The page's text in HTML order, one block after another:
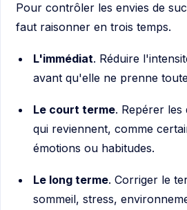
Pour contrôler les envies de
faut raisonner en trois temps.
L'immédiat. Réduire
avant qu'elle ne prenne
Le court terme. Repérer les
qui reviennent, comme
émotions ou habitudes.
Le long terme. Corriger le
sommeil, stress,